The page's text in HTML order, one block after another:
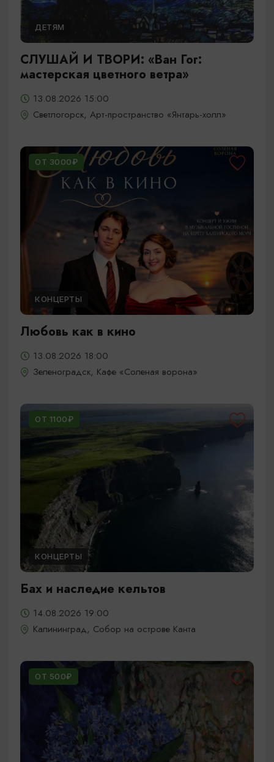
ДЕТЯМ
СЛУШАЙ И ТВОРИ: «Ван Гог:
мастерская цветного ветра»
13.08.2026 15:00
Светлогорск, Арт-пространство «Янтарь-холл»
ОТ 3000₽
КОНЦЕРТЫ
Любовь как в кино
13.08.2026 18:00
Зеленоградск, Кафе «Соленая ворона»
ОТ 1100₽
КОНЦЕРТЫ
Бах и наследие кельтов
14.08.2026 19:00
Калининград, Собор на острове Канта
ОТ 500₽